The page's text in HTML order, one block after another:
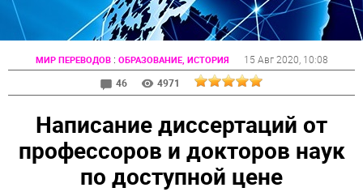
МИР ПЕРЕВОДОВ: ОБРАЗОВАНИЕ, ИСТОРИЯ 15 Авг 2020 , 10:08
46
4971
Написание диссертаций от
профессоров и докторов наук
по доступной цене